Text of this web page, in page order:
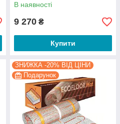
В наявності
9 270 ₴
Купити
ЗНИЖКА -20% ВІД ЦІНИ
Подарунок